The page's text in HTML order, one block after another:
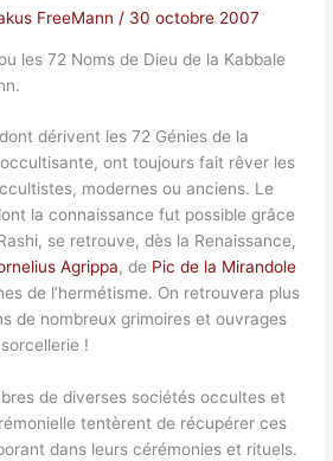
FreeMann / 30 octobre 2007
les 72 Noms de Dieu de la Kabbale
dérivent les 72 Génies de la
ont toujours fait rêver les
modernes ou anciens. Le
la connaissance fut possible grâce
se retrouve, dès la Renaissance,
Agrippa, de Pic de la Mirandole
de l’hermétisme. On retrouvera plus
de nombreux grimoires et ouvrages
!
de diverses sociétés occultes et
tentèrent de récupérer ces
dans leurs cérémonies et rituels.